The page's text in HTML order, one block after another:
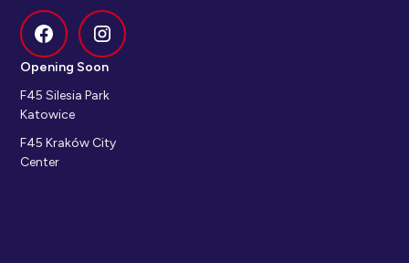
Opening Soon
F45 Silesia Park
Katowice
F45 Kraków City
Center